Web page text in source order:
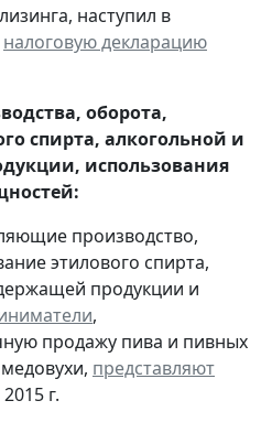
наступил в
налоговую декларацию
оборота,
спирта, алкогольной и
использования
производство,
этилового спирта,
продукции и
,
продажу пива и пивных
представляют
г.